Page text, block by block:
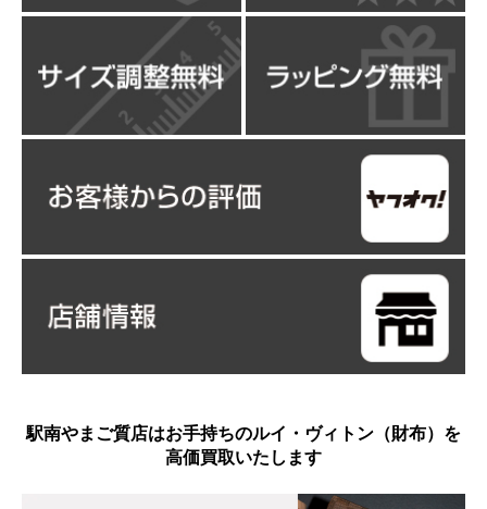
駅南やまご質店はお手持ちのルイ・ヴィトン（財布）を
高価買取いたします